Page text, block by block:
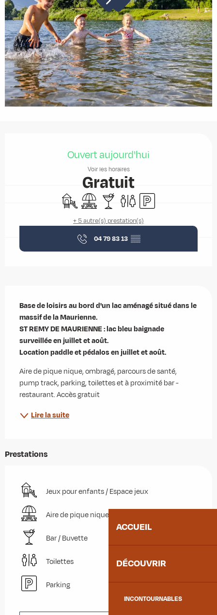
ACCUEIL
DÉCOUVRIR
INCONTOURNABLES
Ouvert aujourd'hui
Voir les horaires
Gratuit
Jeux pour enfants / Espace jeux
Aire de pique nique
Bar / Buvette
ToilettesParking
+ 5 autre(s) prestation(s)
04 79 83 13 ▒▒
Base de loisirs au bord d'un lac aménagé situé dans le
massif de la Maurienne.
ST REMY DE MAURIENNE : lac bleu baignade
surveillée en juillet et août.
Location paddle et pédalos en juillet et août.
Aire de pique nique, ombragé, parcours de santé,
pump track, parking, toilettes et à proximité bar -
restaurant. Accès gratuit
Lire la suite
Prestations
Jeux pour enfants / Espace jeux
Aire de pique nique
Bar / Buvette
Toilettes
Parking